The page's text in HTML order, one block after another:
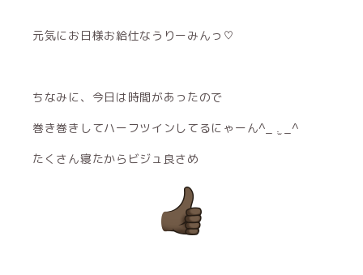
元気にお日様お給仕なうりーみんっ♡
ちなみに、今日は時間があったので
巻き巻きしてハーフツインしてるにゃーん^_ .̫ _^
たくさん寝たからビジュ良さめ